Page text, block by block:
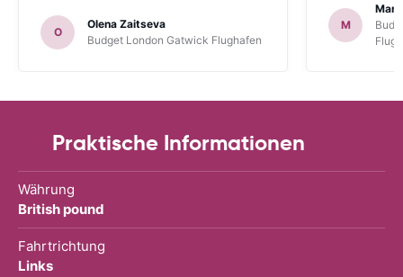
O
Olena Zaitseva
Budget London Gatwick Flughafen
M
Praktische Informationen
Währung
British pound
Fahrtrichtung
Links